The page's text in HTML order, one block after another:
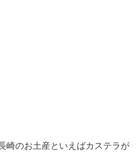
崎のお土産といえばカステラが